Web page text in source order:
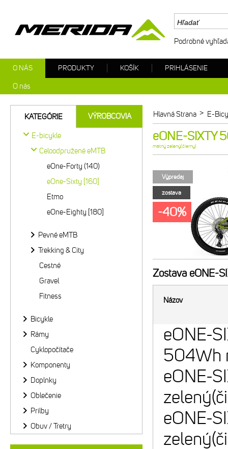
Hlavná Strana > E-
eONE-SIXTY
matný zelený(čierny)
Výpredaj
zostava
-40%
Zostava eONE-
Názov
eONE-
504Wh
eONE-
eONE-
KATEGÓRIE VÝROBCOVIA
E-bicykle
Celoodpružené eMTB
eOne-Forty (140)
eOne-Sixty [160]
Etmo
eOne-Eighty [180]
Pevné eMTB
Trekking & City
Cestné
Gravel
Fitness
Bicykle
Rámy
Cyklopočítače
Komponenty
Doplnky
Oblečenie
Prilby
Obuv / Tretry
Podrobné
O NÁS
O nás
PRODUKTY KOŠÍK PRIHLÁSENIE